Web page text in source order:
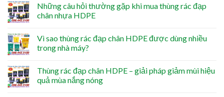
Những câu hỏi thường gặp khi mua thùng rác đạp
chân nhựa HDPE
Vì sao thùng rác đạp chân HDPE được dùng nhiều
trong nhà máy?
Thùng rác đạp chân HDPE – giải pháp giảm mùi hiệu
quả mùa nắng nóng